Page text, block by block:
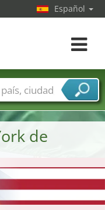
de
Español
toggle
Ciudades